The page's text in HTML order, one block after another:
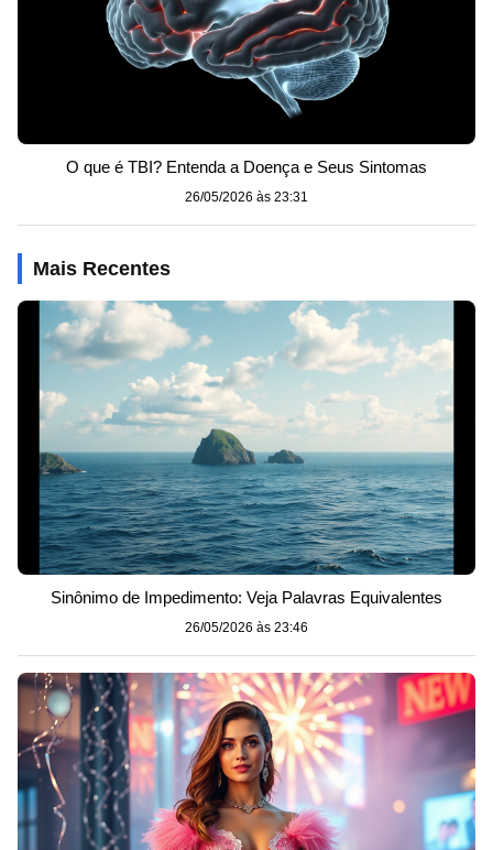
O que é TBI? Entenda a Doença e Seus Sintomas
26/05/2026 às 23:31
Mais Recentes
Sinônimo de Impedimento: Veja Palavras Equivalentes
26/05/2026 às 23:46